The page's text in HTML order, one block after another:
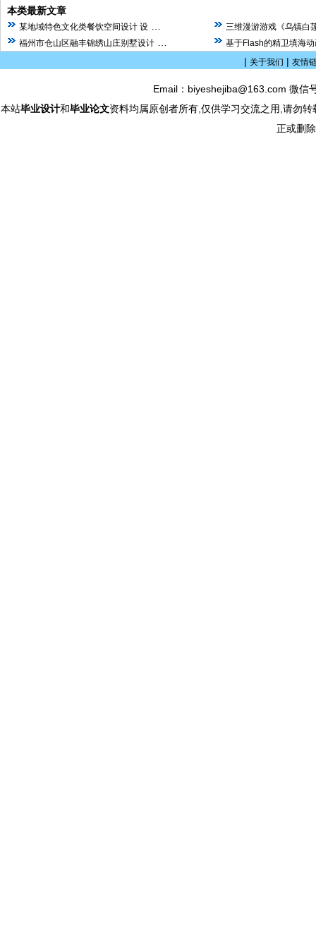
本类最新文章
某地域特色文化类餐饮空间设计 设
三维漫游游戏《乌镇白
福州市仓山区融丰锦绣山庄别墅设计
基于Flash的精卫填海
| 关于我们 | 友情
Email：biyeshejiba@163.com 微
本站毕业设计和毕业论文资料均属原创者所有,仅供学习交流之用,请勿
正或删